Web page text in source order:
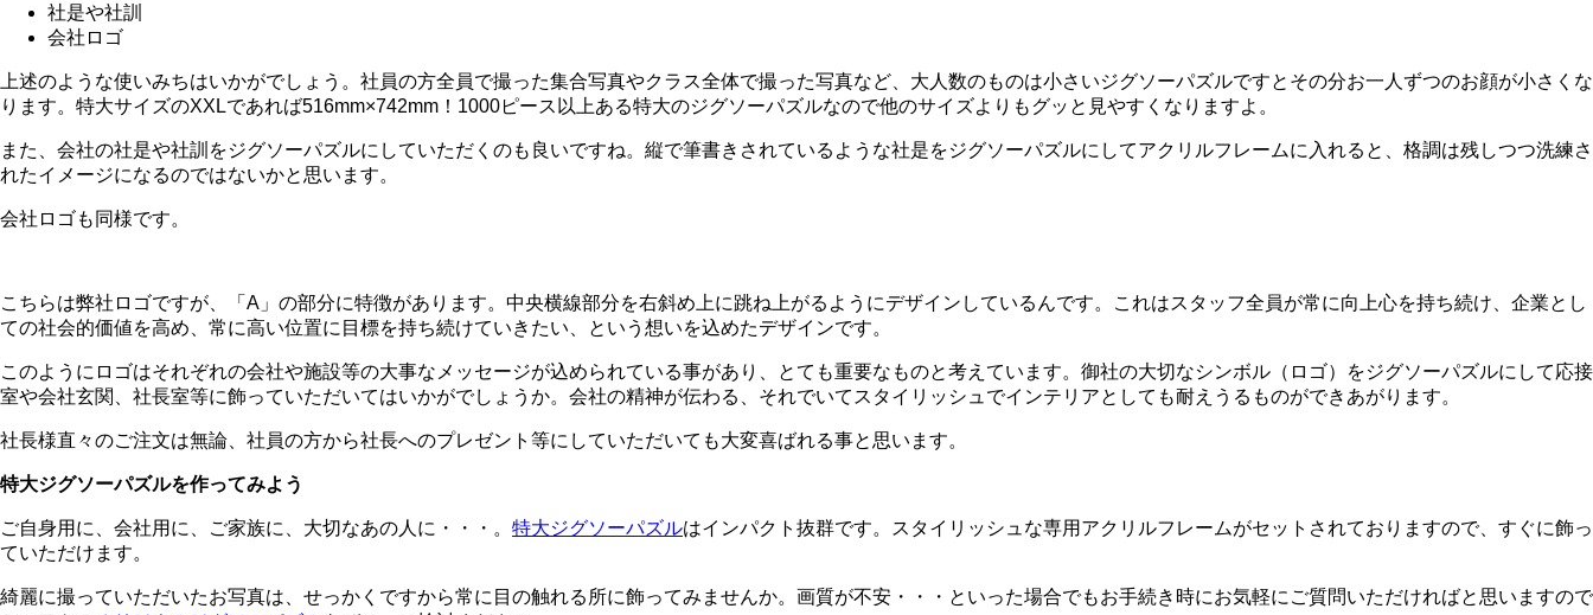
社是や社訓
会社ロゴ
上述のような使いみちはいかがでしょう。社員の方全員で撮った集合写真やクラス全体で撮った写真など、大人数のものは小さいジグソーパズルですとその分お一人ずつのお顔が小さくな
ります。特大サイズのXXLであれば516mm×742mm！1000ピース以上ある特大のジグソーパズルなので他のサイズよりもグッと見やすくなりますよ。
また、会社の社是や社訓をジグソーパズルにしていただくのも良いですね。縦で筆書きされているような社是をジグソーパズルにしてアクリルフレームに入れると、格調は残しつつ洗練さ
れたイメージになるのではないかと思います。
会社ロゴも同様です。
こちらは弊社ロゴですが、「A」の部分に特徴があります。中央横線部分を右斜め上に跳ね上がるようにデザインしているんです。これはスタッフ全員が常に向上心を持ち続け、企業とし
ての社会的価値を高め、常に高い位置に目標を持ち続けていきたい、という想いを込めたデザインです。
このようにロゴはそれぞれの会社や施設等の大事なメッセージが込められている事があり、とても重要なものと考えています。御社の大切なシンボル（ロゴ）をジグソーパズルにして応接
室や会社玄関、社長室等に飾っていただいてはいかがでしょうか。会社の精神が伝わる、それでいてスタイリッシュでインテリアとしても耐えうるものができあがります。
社長様直々のご注文は無論、社員の方から社長へのプレゼント等にしていただいても大変喜ばれる事と思います。
特大ジグソーパズルを作ってみよう
ご自身用に、会社用に、ご家族に、大切なあの人に・・・。 特大ジグソーパズルはインパクト抜群です。スタイリッシュな専用アクリルフレームがセットされておりますので、すぐに飾っ
ていただけます。
綺麗に撮っていただいたお写真は、せっかくですから常に目の触れる所に飾ってみませんか。画質が不安・・・といった場合でもお手続き時にお気軽にご質問いただければと思いますので